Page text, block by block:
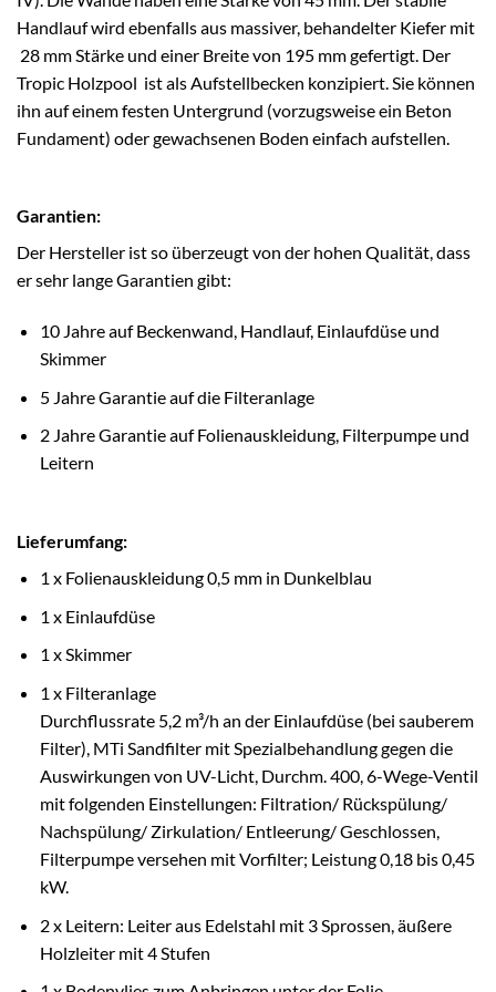
Handlauf wird ebenfalls aus massiver, behandelter Kiefer mit
28 mm Stärke und einer Breite von 195 mm gefertigt. Der
Tropic Holzpool ist als Aufstellbecken konzipiert. Sie können
ihn auf einem festen Untergrund (vorzugsweise ein Beton
Fundament) oder gewachsenen Boden einfach aufstellen.
Garantien:
Der Hersteller ist so überzeugt von der hohen Qualität, dass
er sehr lange Garantien gibt:
10 Jahre auf Beckenwand, Handlauf, Einlaufdüse und
Skimmer
5 Jahre Garantie auf die Filteranlage
2 Jahre Garantie auf Folienauskleidung, Filterpumpe und
Leitern
Lieferumfang:
1 x Folienauskleidung 0,5 mm in Dunkelblau
1 x Einlaufdüse
1 x Skimmer
1 x Filteranlage
Durchflussrate 5,2 m³/h an der Einlaufdüse (bei sauberem
Filter), MTi Sandfilter mit Spezialbehandlung gegen die
Auswirkungen von UV-Licht, Durchm. 400, 6-Wege-Ventil
mit folgenden Einstellungen: Filtration/ Rückspülung/
Nachspülung/ Zirkulation/ Entleerung/ Geschlossen,
Filterpumpe versehen mit Vorfilter; Leistung 0,18 bis 0,45
kW.
2 x Leitern: Leiter aus Edelstahl mit 3 Sprossen, äußere
Holzleiter mit 4 Stufen